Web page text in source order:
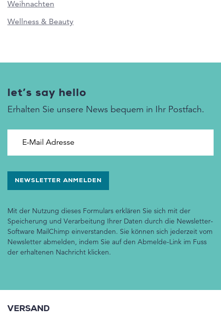
Weihnachten
Wellness & Beauty
let’s say hello
Erhalten Sie unsere News bequem in Ihr Postfach.
Mit der Nutzung dieses Formulars erklären Sie sich mit der
Speicherung und Verarbeitung Ihrer Daten durch die Newsletter-
Software MailChimp einverstanden. Sie können sich jederzeit vom
Newsletter abmelden, indem Sie auf den Abmelde-Link im Fuss
der erhaltenen Nachricht klicken.
VERSAND